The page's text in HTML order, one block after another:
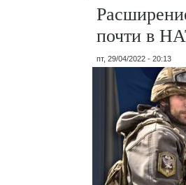
почти в
пт, 29/04/2022 - 20:13